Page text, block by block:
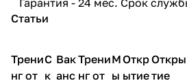
Статьи
Трени
нг от
С
к
Вак
анс
Трени
нг от
М
ы
Откр
ытие
Откры
тие